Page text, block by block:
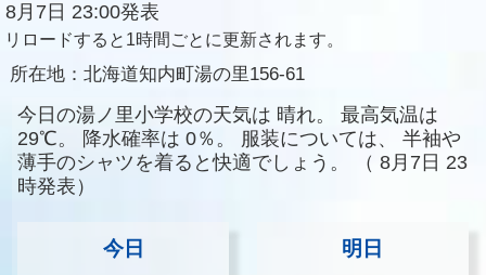
8月7日 23:00発表
リロードすると1時間ごとに更新されます。
所在地： 北海道知内町湯の里156-61
今日の湯ノ里小学校の天気は 晴れ。
最高気温は
29℃。
降水確率は 0％。 服装については、
半袖や
薄手のシャツを着ると快適でしょう。
（ 8月7日 23
時発表）
今日 明日